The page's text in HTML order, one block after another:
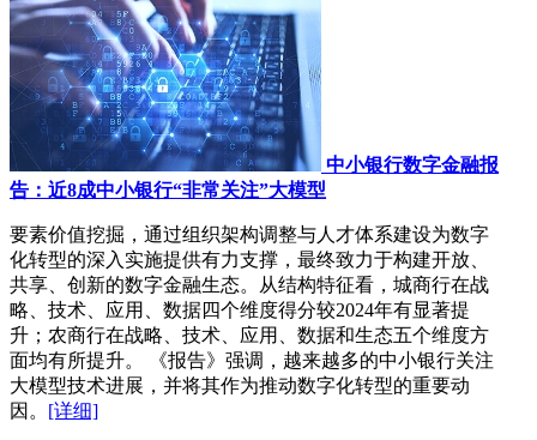
中小银行数字金融报
告：近8成中小银行“非常关注”大模型
要素价值挖掘，通过组织架构调整与人才体系建设为数字
化转型的深入实施提供有力支撑，最终致力于构建开放、
共享、创新的数字金融生态。从结构特征看，城商行在战
略、技术、应用、数据四个维度得分较2024年有显著提
升；农商行在战略、技术、应用、数据和生态五个维度方
面均有所提升。 《报告》强调，越来越多的中小银行关注
大模型技术进展，并将其作为推动数字化转型的重要动
因。 [详细]